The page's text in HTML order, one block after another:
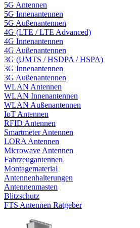
5G Antennen
5G Innenantennen
5G Außenantennen
4G (LTE / LTE Advanced)
4G Innenantennen
4G Außenantennen
3G (UMTS / HSDPA / HSPA)
3G Innenantennen
3G Außenantennen
WLAN Antennen
WLAN Innenantennen
WLAN Außenantennen
IoT Antennen
RFID Antennen
Smartmeter Antennen
LORA Antennen
Microwave Antennen
Fahrzeugantennen
Montagematerial
Antennenhalterungen
Antennenmasten
Blitzschutz
FTS Antennen Ratgeber